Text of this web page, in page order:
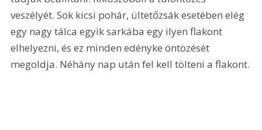
veszélyét. Sok kicsi pohár, ültetőzsák esetében elég
egy nagy tálca egyik sarkába egy ilyen flakont
elhelyezni, és ez minden edényke öntözését
megoldja. Néhány nap után fel kell tölteni a flakont.